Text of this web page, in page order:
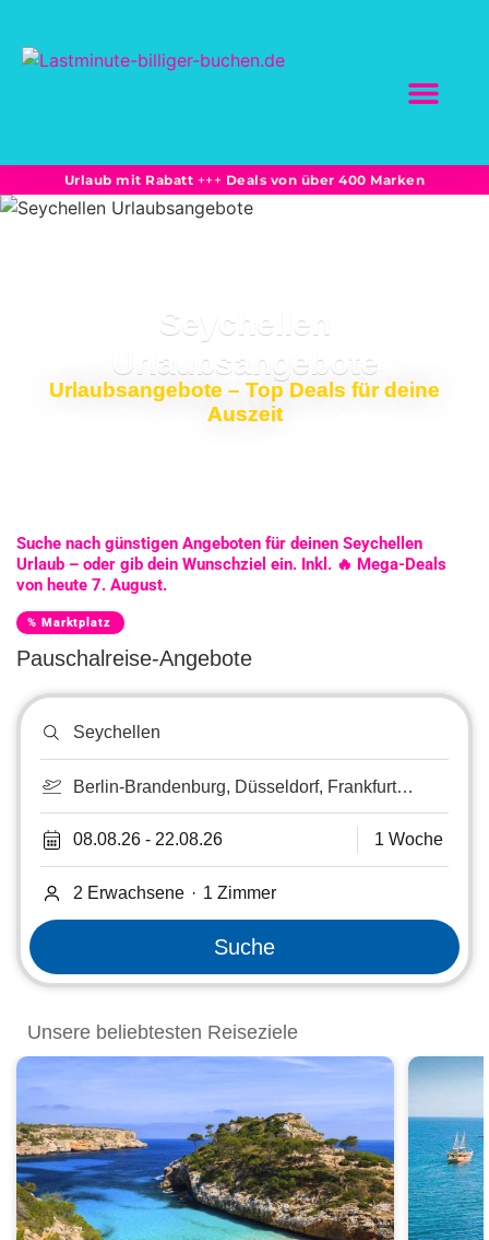
Urlaub mit Rabatt +++ Deals von über 400 Marken
Seychellen
Urlaubsangebote
Urlaubsangebote – Top Deals für deine
Auszeit
Suche nach günstigen Angeboten für deinen Seychellen
Urlaub – oder gib dein Wunschziel ein. Inkl. 🔥 Mega-Deals
von heute 7. August.
% Marktplatz